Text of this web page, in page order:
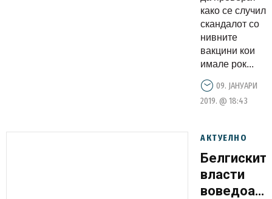
да прават
контрола
на
нивните
вакцини
во
како се случил
скандалот со
нивните
вакцини кои
имале рок...
09. ЈАНУАРИ
2019. @ 18:43
АКТУЕЛНО
власти
воведоа